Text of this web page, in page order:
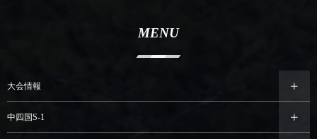
MENU
大会情報
中四国S-1